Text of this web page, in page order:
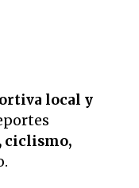
local y
ciclismo,